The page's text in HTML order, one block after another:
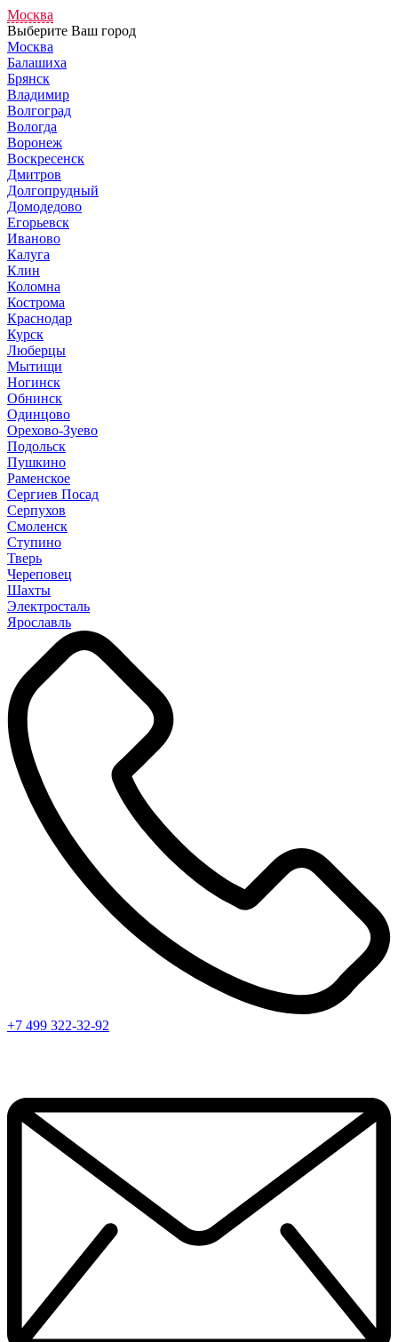
Москва
Выберите Ваш город
Москва
Балашиха
Брянск
Владимир
Волгоград
Вологда
Воронеж
Воскресенск
Дмитров
Долгопрудный
Домодедово
Егорьевск
Иваново
Калуга
Клин
Коломна
Кострома
Краснодар
Курск
Люберцы
Мытищи
Ногинск
Обнинск
Одинцово
Орехово-Зуево
Подольск
Пушкино
Раменское
Сергиев Посад
Серпухов
Смоленск
Ступино
Тверь
Череповец
Шахты
Электросталь
Ярославль
+7 499 322-32-92